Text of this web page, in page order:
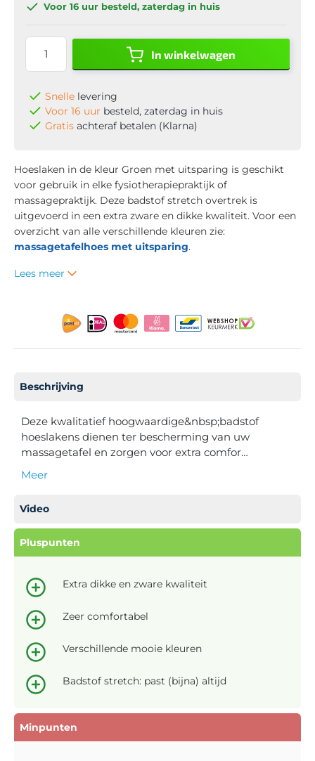
Voor 16 uur besteld, zaterdag in huis
In winkelwagen
Snelle levering
Voor 16 uur besteld, zaterdag in huis
Gratis achteraf betalen (Klarna)
Hoeslaken in de kleur Groen met uitsparing is geschikt
voor gebruik in elke fysiotherapiepraktijk of
massagepraktijk. Deze badstof stretch overtrek is
uitgevoerd in een extra zware en dikke kwaliteit. Voor een
overzicht van alle verschillende kleuren zie:
massagetafelhoes met uitsparing.
Lees meer
Beschrijving
Deze kwalitatief hoogwaardige&nbsp;badstof
hoeslakens dienen ter bescherming van uw
massagetafel en zorgen voor extra comfor…
Meer
Video
Pluspunten
Extra dikke en zware kwaliteit
Zeer comfortabel
Verschillende mooie kleuren
Badstof stretch: past (bijna) altijd
Minpunten